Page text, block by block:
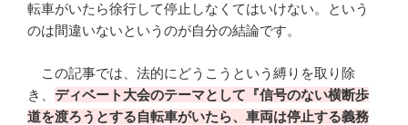
転車がいたら徐行して停止しなくてはいけない。という
のは間違いないというのが自分の結論です。
この記事では、法的にどうこうという縛りを取り除
き、 ディベート大会のテーマとして『信号のない横断歩
道を渡ろうとする自転車がいたら、車両は停止する義務